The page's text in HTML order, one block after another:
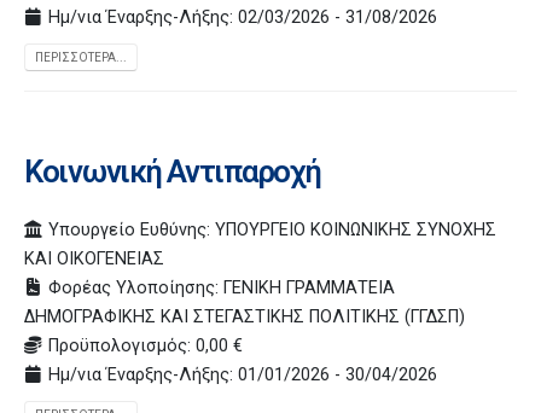
Ημ/νια Έναρξης-Λήξης: 02/03/2026 - 31/08/2026
ΠΕΡΙΣΣΌΤΕΡΑ...
Κοινωνική Αντιπαροχή
Υπουργείο Ευθύνης: ΥΠΟΥΡΓΕΙΟ ΚΟΙΝΩΝΙΚΗΣ ΣΥΝΟΧΗΣ
ΚΑΙ ΟΙΚΟΓΕΝΕΙΑΣ
Φορέας Υλοποίησης: ΓΕΝΙΚΗ ΓΡΑΜΜΑΤΕΙΑ
ΔΗΜΟΓΡΑΦΙΚΗΣ ΚΑΙ ΣΤΕΓΑΣΤΙΚΗΣ ΠΟΛΙΤΙΚΗΣ (ΓΓΔΣΠ)
Προϋπολογισμός: 0,00 €
Ημ/νια Έναρξης-Λήξης: 01/01/2026 - 30/04/2026